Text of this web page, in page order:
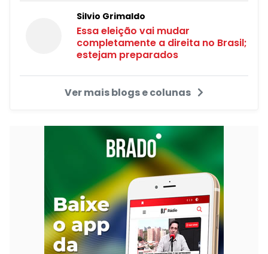
Silvio Grimaldo
Essa eleição vai mudar
completamente a direita no Brasil;
estejam preparados
Ver mais blogs e colunas